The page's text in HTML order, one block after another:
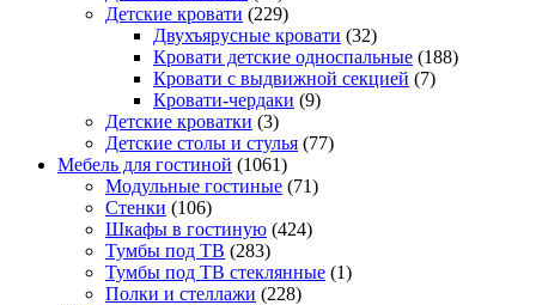
Детские кровати (229)
Двухъярусные кровати (32)
Кровати детские односпальные (188)
Кровати с выдвижной секцией (7)
Кровати-чердаки (9)
Детские кроватки (3)
Детские столы и стулья (77)
Мебель для гостиной (1061)
Модульные гостиные (71)
Стенки (106)
Шкафы в гостиную (424)
Тумбы под ТВ (283)
Тумбы под ТВ стеклянные (1)
Полки и стеллажи (228)